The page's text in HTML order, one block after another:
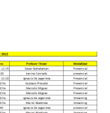
Aires- Argentina